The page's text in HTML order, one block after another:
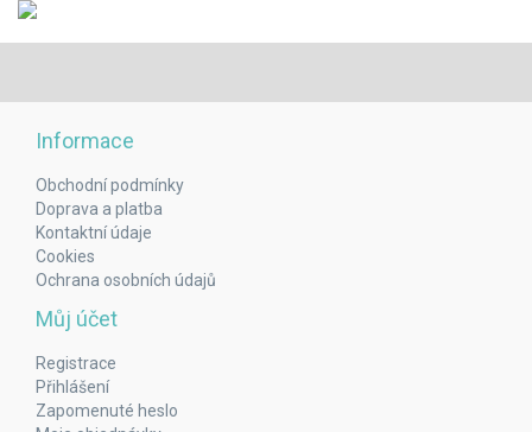
Informace
Obchodní podmínky
Doprava a platba
Kontaktní údaje
Cookies
Ochrana osobních údajů
Můj účet
Registrace
Přihlášení
Zapomenuté heslo